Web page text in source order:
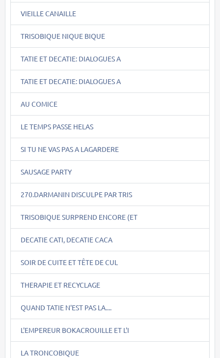
VIEILLE CANAILLE
TRISOBIQUE NIQUE BIQUE
TATIE ET DECATIE: DIALOGUES A
TATIE ET DECATIE: DIALOGUES A
AU COMICE
LE TEMPS PASSE HELAS
SI TU NE VAS PAS A LAGARDERE
SAUSAGE PARTY
270.DARMANIN DISCULPE PAR TRIS
TRISOBIQUE SURPREND ENCORE (ET
DECATIE CATI, DECATIE CACA
SOIR DE CUITE ET TÊTE DE CUL
THERAPIE ET RECYCLAGE
QUAND TATIE N'EST PAS LA....
L'EMPEREUR BOKACROUILLE ET L'I
LA TRONCOBIQUE